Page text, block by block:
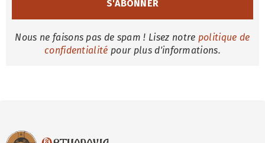
Nous ne faisons pas de spam ! Lisez notre politique de
confidentialité pour plus d'informations.